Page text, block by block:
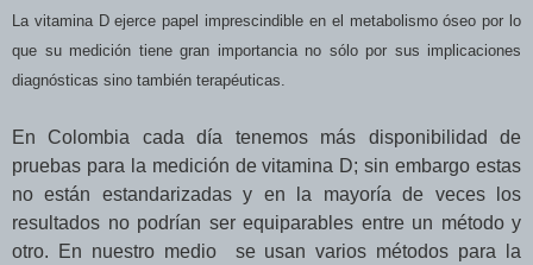
La vitamina D ejerce papel imprescindible en el metabolismo óseo por lo
que su medición tiene gran importancia no sólo por sus implicaciones
diagnósticas sino también terapéuticas.
En Colombia cada día tenemos más disponibilidad de
pruebas para la medición de vitamina D; sin embargo estas
no están estandarizadas y en la mayoría de veces los
resultados no podrían ser equiparables entre un método y
otro. En nuestro medio se usan varios métodos para la